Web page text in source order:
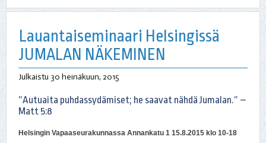
Lauantaiseminaari Helsingissä
JUMALAN NÄKEMINEN
Julkaistu 30 heinäkuun, 2015
”Autuaita puhdassydämiset; he saavat nähdä Jumalan.” –
Matt 5:8
Helsingin Vapaaseurakunnassa Annankatu 1 15.8.2015 klo 10-18